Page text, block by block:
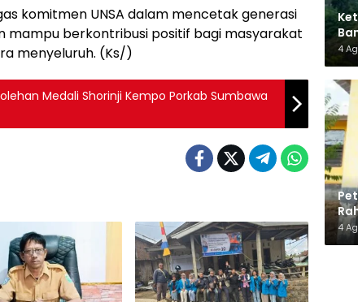
komitmen UNSA dalam mencetak generasi
mampu berkontribusi positif bagi masyarakat
menyeluruh. (Ks/)
Medali Shorinji Kempo Porkab Sumbawa
4
4